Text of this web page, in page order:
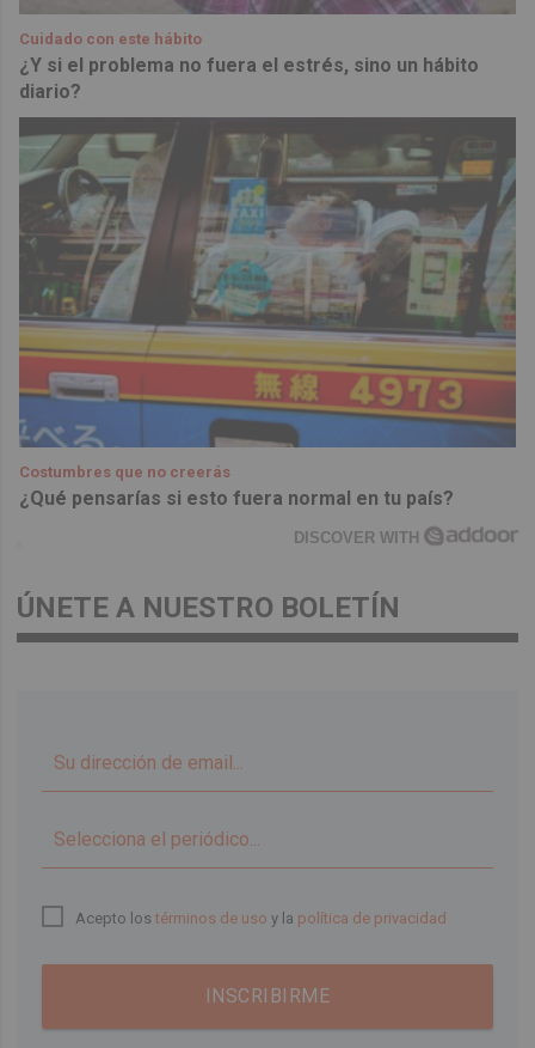
Cuidado con este hábito
¿Y si el problema no fuera el estrés, sino un hábito
diario?
Costumbres que no creerás
¿Qué pensarías si esto fuera normal en tu país?
DISCOVER WITH
ÚNETE A NUESTRO BOLETÍN
Acepto lostérminos de uso y la política de privacidad
INSCRIBIRME